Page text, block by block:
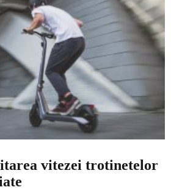
vitezei trotinetelor